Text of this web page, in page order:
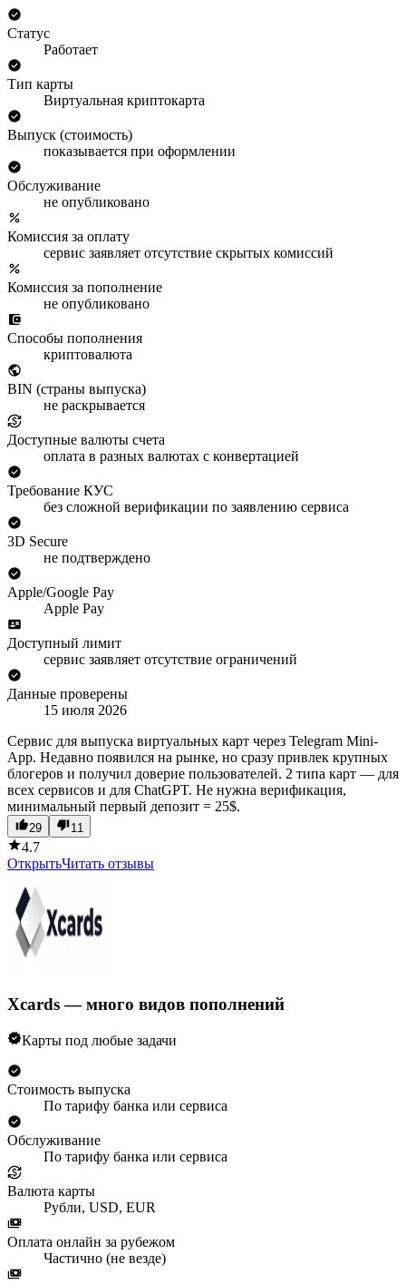
Статус
Работает
Тип карты
Виртуальная криптокарта
Выпуск (стоимость)
показывается при оформлении
Обслуживание
не опубликовано
Комиссия за оплату
сервис заявляет отсутствие скрытых комиссий
Комиссия за пополнение
не опубликовано
Способы пополнения
криптовалюта
BIN (страны выпуска)
не раскрывается
Доступные валюты счета
оплата в разных валютах с конвертацией
Требование КУС
без сложной верификации по заявлению сервиса
3D Secure
не подтверждено
Apple/Google Pay
Apple Pay
Доступный лимит
сервис заявляет отсутствие ограничений
Данные проверены
15 июля 2026
Сервис для выпуска виртуальных карт через Telegram Mini-
App. Недавно появился на рынке, но сразу привлек крупных
блогеров и получил доверие пользователей. 2 типа карт — для
всех сервисов и для ChatGPT. Не нужна верификация,
минимальный первый депозит = 25$.
29 11
4.7
ОткрытьЧитать отзывы
Xcards — много видов пополнений
Карты под любые задачи
Стоимость выпуска
По тарифу банка или сервиса
Обслуживание
По тарифу банка или сервиса
Валюта карты
Рубли, USD, EUR
Оплата онлайн за рубежом
Частично (не везде)